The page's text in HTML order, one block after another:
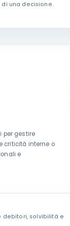
una decisione.
per gestire
criticità interne o
e
debitori, solvibilità e